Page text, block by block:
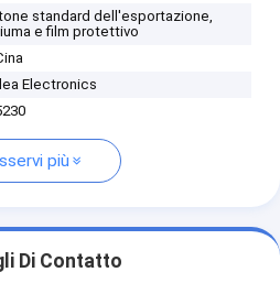
standard dell'esportazione,
e film protettivo
Electronics
più
Di Contatto